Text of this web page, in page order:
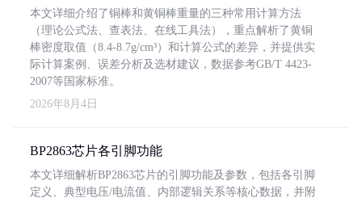
本文详细介绍了铜棒和黄铜棒重量的三种常用计算方法
（理论公式法、查表法、在线工具法），重点解析了黄铜
棒密度取值（8.4-8.7g/cm³）和计算公式的差异，并提供实
际计算案例、误差分析及选材建议，数据参考GB/T 4423-
2007等国家标准。
2026年8月4日
BP2863芯片各引脚功能
本文详细解析BP2863芯片的引脚功能及参数，包括各引脚
定义、典型电压/电流值、内部逻辑关系等核心数据，并附